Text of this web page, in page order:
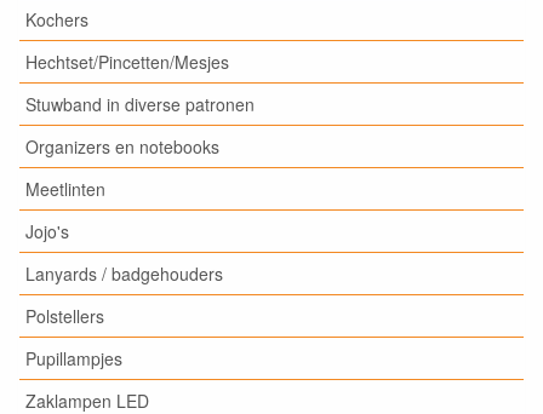
Kochers
Hechtset/Pincetten/Mesjes
Stuwband in diverse patronen
Organizers en notebooks
Meetlinten
Jojo's
Lanyards / badgehouders
Polstellers
Pupillampjes
Zaklampen LED